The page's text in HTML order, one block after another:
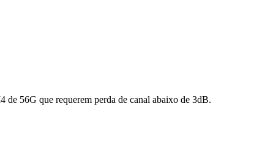
56G que requerem perda de canal abaixo de 3dB.